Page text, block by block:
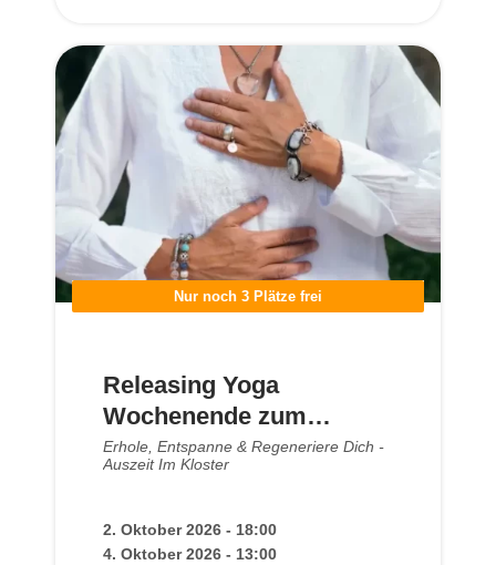
Nur noch 3 Plätze frei
Releasing Yoga
Wochenende zum
Loslassen · Kloster
Steinfeld Okt 2026
Erhole, Entspanne & Regeneriere Dich -
Auszeit Im Kloster
2. Oktober 2026 - 18:00
4. Oktober 2026 - 13:00